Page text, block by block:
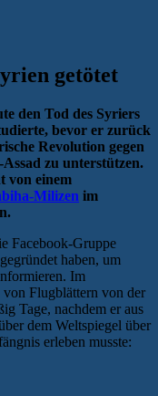
getötet
den Tod des Syriers
bevor er zurück
Revolution gegen
zu unterstützen.
von einem
Milizen im
Facebook-Gruppe
gegründet haben, um
Im
von Flugblättern von der
Tage, nachdem er aus
dem Weltspiegel über
erleben musste: